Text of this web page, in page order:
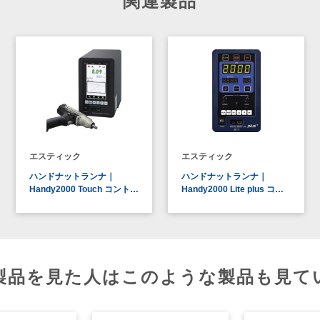
エスティック
ハンドナットランナ｜
Handy2000 Touch コント…
エスティック
ハンドナットランナ｜
Handy2000 Lite plus コ…
品を見た人はこのような製品も見て